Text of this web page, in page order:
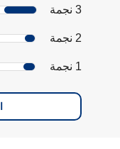
3 نجمة
2 نجمة
1 نجمة